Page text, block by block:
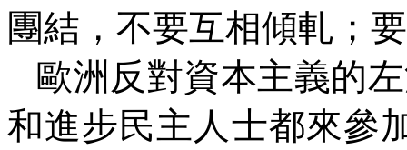
團結，不要互相傾軋；
歐洲反對資本主義的
和進步民主人士都來參